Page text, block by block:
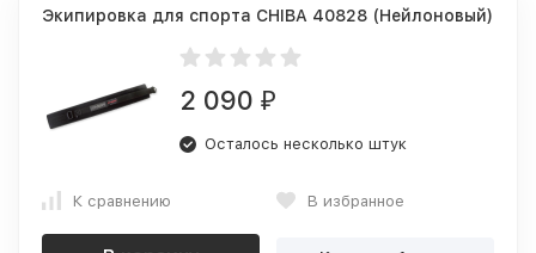
Экипировка для спорта CHIBA 40828 (Нейлоновый)
2 090 ₽
Осталось несколько штук
К сравнению В избранное